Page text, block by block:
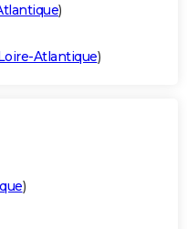
)
Atlantique)
)